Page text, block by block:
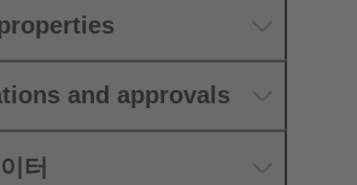
and approvals
터